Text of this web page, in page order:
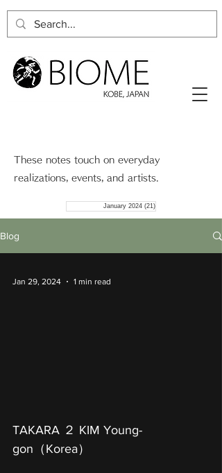
These notes touch on everyday
realizations, events, and artists.
January 2024 (21)
Blog
TAKARA ２ KIM Young-
gon（Korea）
Jan 29, 2024 1 min read